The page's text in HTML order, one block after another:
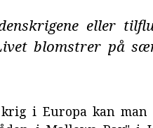
eller
blomstrer på
i Europa kan man